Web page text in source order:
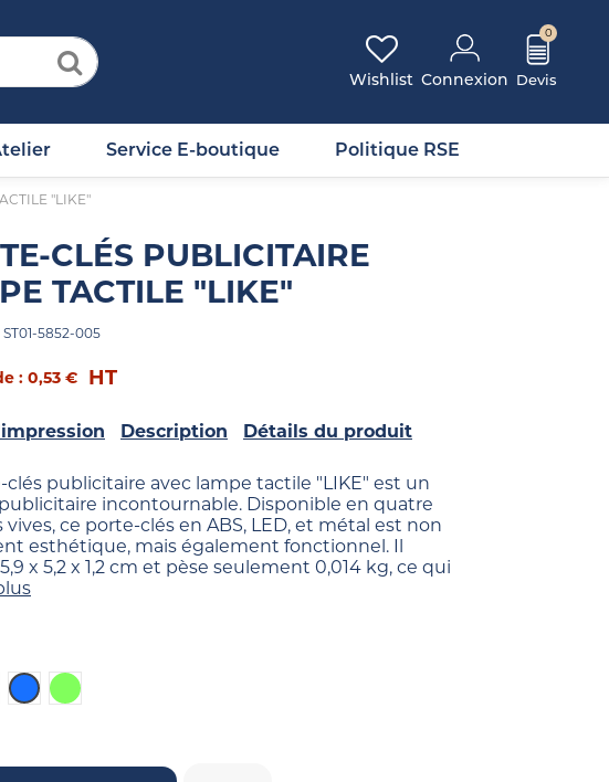
Connexion
Wishlist
0
Service E-boutique Politique RSE
"LIKE"
CLÉS PUBLICITAIRE
TACTILE "LIKE"
ST01-5852-005
: 0,53 € HT
Description Détails du produit
clés publicitaire avec lampe tactile "LIKE" est un
incontournable. Disponible en quatre
vives, ce porte-clés en ABS, LED, et métal est non
esthétique, mais également fonctionnel. Il
x 5,2 x 1,2 cm et pèse seulement 0,014 kg, ce qui
Bleu Vert lime